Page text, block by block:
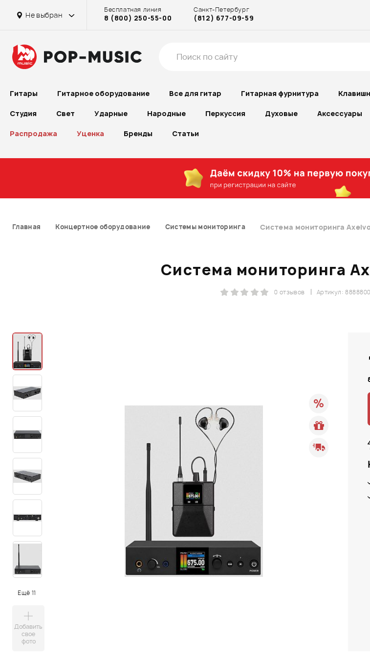
Не выбран
Бесплатная линия
8 (800) 250-55-00
Санкт-Петербург
(812) 677-09-59
Гитары Гитарное оборудование Все для гитар Гитарная фурнитура
Студия Свет Ударные Народные Перкуссия Духовые Аксессуары
Распродажа Уценка Бренды Статьи
Главная Концертное оборудование Системы мониторинга Система мониторинга
Система мониторинга
Артикул:
0 отзывов
Ещё 11
Добавить
свое
фото